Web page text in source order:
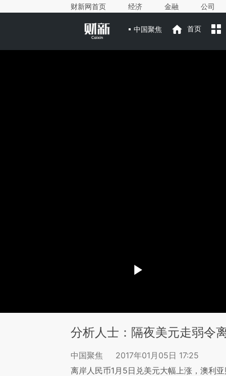
财新网首页 经济 金融 公司
中国聚焦 首页
分析人士：隔夜美元走弱令
中国聚焦
2017年01月05日 17:25
离岸人民币1月5日兑美元大幅上涨，澳利